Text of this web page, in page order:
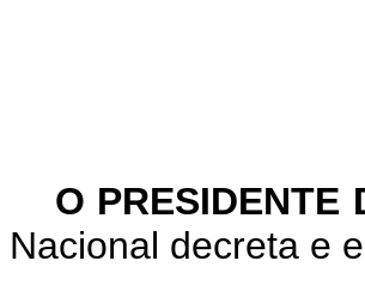
O PRESIDENTE
Nacional decreta e